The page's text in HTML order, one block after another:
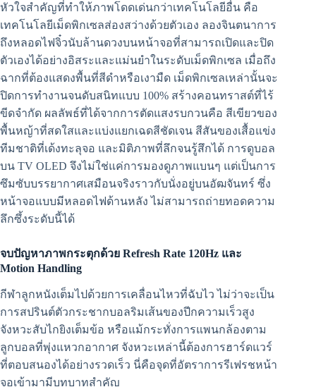
หัวใจสำคัญที่ทำให้ภาพโดดเด่นกว่าเทคโนโลยีอื่น คือ
เทคโนโลยีเม็ดพิกเซลส่องสว่างด้วยตัวเอง ลองจินตนาการ
ถึงหลอดไฟจิ๋วนับล้านดวงบนหน้าจอที่สามารถเปิดและปิด
ตัวเองได้อย่างอิสระและแม่นยำในระดับเม็ดพิกเซล เมื่อถึง
ฉากที่ต้องแสดงพื้นที่สีดำหรือเงามืด เม็ดพิกเซลเหล่านั้นจะ
ปิดการทำงานจนดับสนิทแบบ 100% สร้างคอนทราสต์ที่ไร้
ขีดจำกัด ผลลัพธ์ที่ได้จากการตัดแสงรบกวนคือ สีเขียวของ
พื้นหญ้าที่สดใสและแบ่งแยกเฉดสีชัดเจน สีสันของเสื้อแข่ง
ทีมชาติที่เด้งทะลุจอ และมิติภาพที่ลึกจนรู้สึกได้ การดูบอล
บน TV OLED จึงไม่ใช่แค่การมองดูภาพแบนๆ แต่เป็นการ
ซึมซับบรรยากาศเสมือนจริงราวกับนั่งอยู่บนอัฒจันทร์ ซึ่ง
หน้าจอแบบมีหลอดไฟด้านหลัง ไม่สามารถถ่ายทอดความ
ลึกซึ้งระดับนี้ได้
จบปัญหาภาพกระตุกด้วย Refresh Rate 120Hz และ
Motion Handling
กีฬาลูกหนังเต็มไปด้วยการเคลื่อนไหวที่ฉับไว ไม่ว่าจะเป็น
การสปรินต์ตัวกระชากบอลริมเส้นของปีกความเร็วสูง
จังหวะสับไกยิงเต็มข้อ หรือแม้กระทั่งการแพนกล้องตาม
ลูกบอลที่พุ่งแหวกอากาศ จังหวะเหล่านี้ต้องการฮาร์ดแวร์
ที่ตอบสนองได้อย่างรวดเร็ว นี่คือจุดที่อัตราการรีเฟรชหน้า
จอเข้ามามีบทบาทสำคัญ